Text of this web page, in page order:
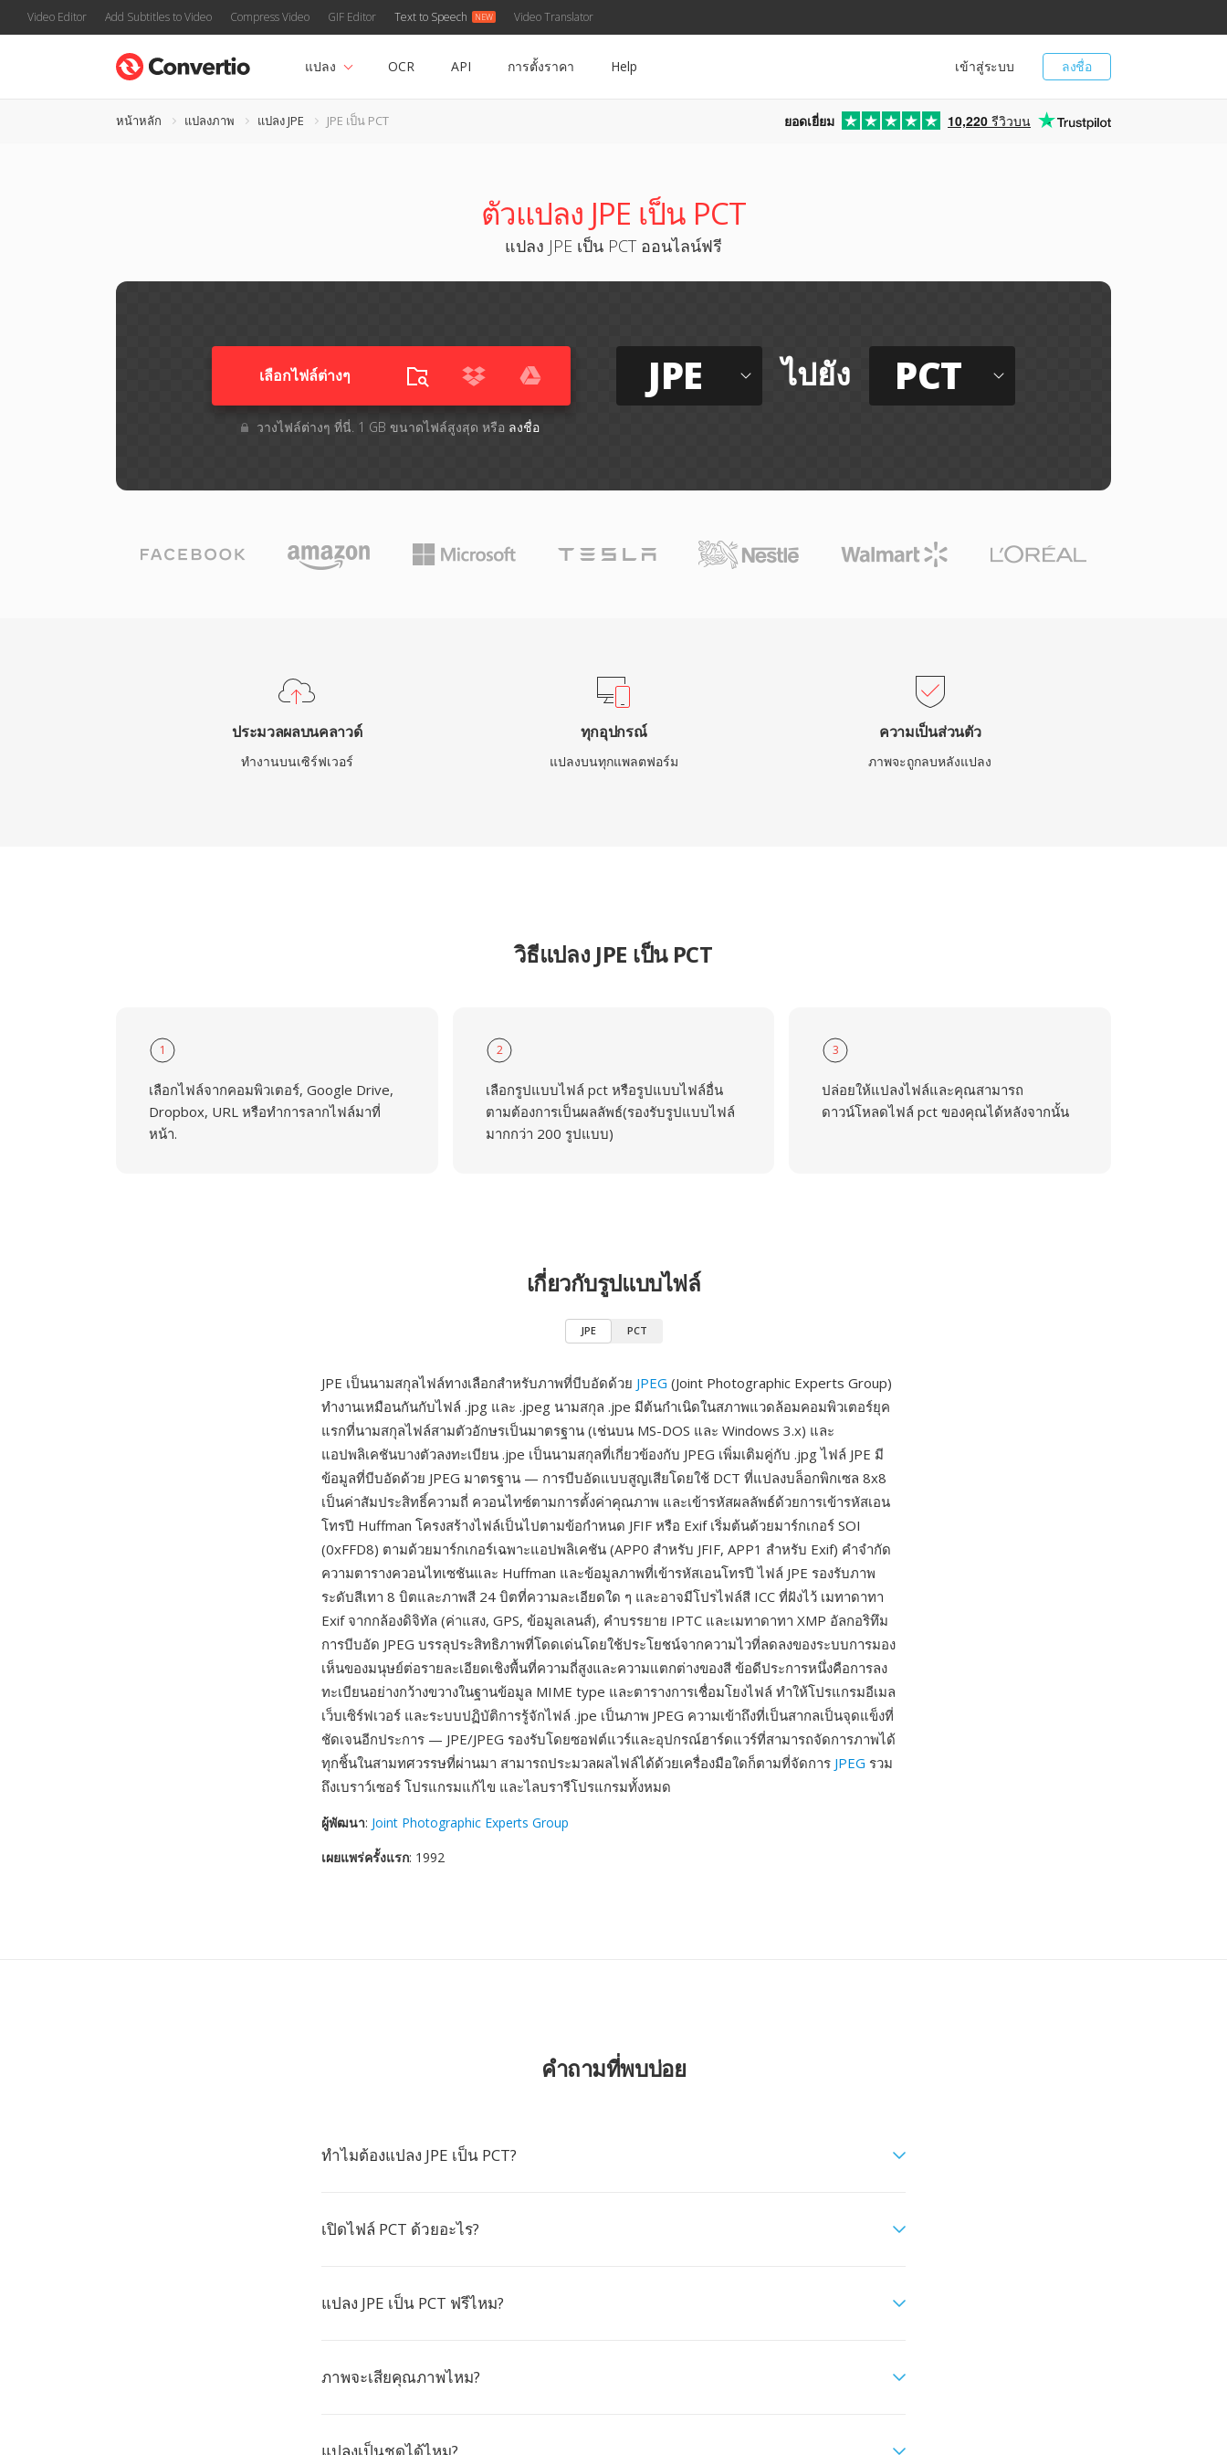
Video Editor Add Subtitles to Video Compress Video GIF Editor Text to Speech Video Translator
ลงชื่อ
เข้าสู่ระบบ
แปลง OCR API การตั้งราคา Help
หน้าหลัก แปลงภาพ แปลง JPE JPE เป็น PCT ยอดเยี่ยม 10,220 รีวิวบน
ตัวแปลง JPE เป็น PCT
แปลง JPE เป็น PCT ออนไลน์ฟรี
เลือกไฟล์ต่างๆ​
วางไฟล์ต่างๆ​ ที่นี่. 1 GB ขนาดไฟล์สูงสุด หรือ ลงชื่อ
JPE ไปยัง PCT
ประมวลผลบนคลาวด์
ทำงานบนเซิร์ฟเวอร์
ทุกอุปกรณ์
แปลงบนทุกแพลตฟอร์ม
ความเป็นส่วนตัว
ภาพจะถูกลบหลังแปลง
วิธีแปลง JPE เป็น PCT
1
เลือกไฟล์จากคอมพิวเตอร์, Google Drive,
Dropbox, URL หรือทำการลากไฟล์มาที่
หน้า.
2
เลือกรูปแบบไฟล์ pct หรือรูปแบบไฟล์อื่น
ตามต้องการเป็นผลลัพธ์(รองรับรูปแบบไฟล์
มากกว่า 200 รูปแบบ)
3
ปล่อยให้แปลงไฟล์และคุณสามารถ
ดาวน์โหลดไฟล์ pct ของคุณได้หลังจากนั้น
เกี่ยวกับรูปแบบไฟล์
JPE PCT
JPE เป็นนามสกุลไฟล์ทางเลือกสำหรับภาพที่บีบอัดด้วย JPEG (Joint Photographic Experts Group)
ทำงานเหมือนกันกับไฟล์ .jpg และ .jpeg นามสกุล .jpe มีต้นกำเนิดในสภาพแวดล้อมคอมพิวเตอร์ยุค
แรกที่นามสกุลไฟล์สามตัวอักษรเป็นมาตรฐาน (เช่นบน MS-DOS และ Windows 3.x) และ
แอปพลิเคชันบางตัวลงทะเบียน .jpe เป็นนามสกุลที่เกี่ยวข้องกับ JPEG เพิ่มเติมคู่กับ .jpg ไฟล์ JPE มี
ข้อมูลที่บีบอัดด้วย JPEG มาตรฐาน — การบีบอัดแบบสูญเสียโดยใช้ DCT ที่แปลงบล็อกพิกเซล 8x8
เป็นค่าสัมประสิทธิ์ความถี่ ควอนไทซ์ตามการตั้งค่าคุณภาพ และเข้ารหัสผลลัพธ์ด้วยการเข้ารหัสเอน
โทรปี Huffman โครงสร้างไฟล์เป็นไปตามข้อกำหนด JFIF หรือ Exif เริ่มต้นด้วยมาร์กเกอร์ SOI
(0xFFD8) ตามด้วยมาร์กเกอร์เฉพาะแอปพลิเคชัน (APP0 สำหรับ JFIF, APP1 สำหรับ Exif) คำจำกัด
ความตารางควอนไทเซชันและ Huffman และข้อมูลภาพที่เข้ารหัสเอนโทรปี ไฟล์ JPE รองรับภาพ
ระดับสีเทา 8 บิตและภาพสี 24 บิตที่ความละเอียดใด ๆ และอาจมีโปรไฟล์สี ICC ที่ฝังไว้ เมทาดาทา
Exif จากกล้องดิจิทัล (ค่าแสง, GPS, ข้อมูลเลนส์), คำบรรยาย IPTC และเมทาดาทา XMP อัลกอริทึม
การบีบอัด JPEG บรรลุประสิทธิภาพที่โดดเด่นโดยใช้ประโยชน์จากความไวที่ลดลงของระบบการมอง
เห็นของมนุษย์ต่อรายละเอียดเชิงพื้นที่ความถี่สูงและความแตกต่างของสี ข้อดีประการหนึ่งคือการลง
ทะเบียนอย่างกว้างขวางในฐานข้อมูล MIME type และตารางการเชื่อมโยงไฟล์ ทำให้โปรแกรมอีเมล
เว็บเซิร์ฟเวอร์ และระบบปฏิบัติการรู้จักไฟล์ .jpe เป็นภาพ JPEG ความเข้าถึงที่เป็นสากลเป็นจุดแข็งที่
ชัดเจนอีกประการ — JPE/JPEG รองรับโดยซอฟต์แวร์และอุปกรณ์ฮาร์ดแวร์ที่สามารถจัดการภาพได้
ทุกชิ้นในสามทศวรรษที่ผ่านมา สามารถประมวลผลไฟล์ได้ด้วยเครื่องมือใดก็ตามที่จัดการ JPEG รวม
ถึงเบราว์เซอร์ โปรแกรมแก้ไข และไลบรารีโปรแกรมทั้งหมด
ผู้พัฒนา: Joint Photographic Experts Group
เผยแพร่ครั้งแรก: 1992
คำถามที่พบบ่อย
ทำไมต้องแปลง JPE เป็น PCT?
เปิดไฟล์ PCT ด้วยอะไร?
แปลง JPE เป็น PCT ฟรีไหม?
ภาพจะเสียคุณภาพไหม?